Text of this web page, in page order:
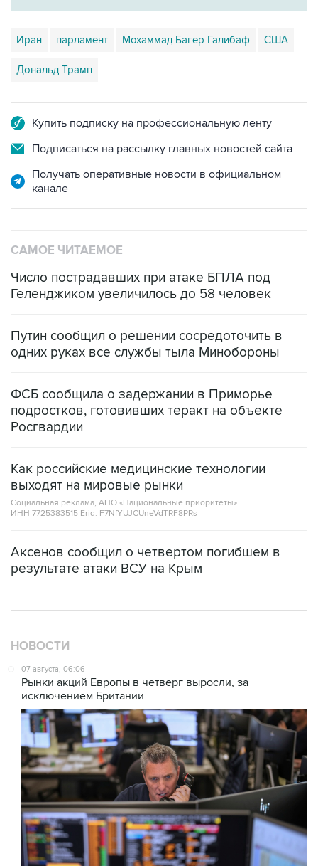
Иран парламент Мохаммад Багер Галибаф США
Дональд Трамп
Купить подписку на профессиональную ленту
Подписаться на рассылку главных новостей сайта
Получать оперативные новости в официальном
канале
САМОЕ ЧИТАЕМОЕ
Число пострадавших при атаке БПЛА под
Геленджиком увеличилось до 58 человек
Путин сообщил о решении сосредоточить в
одних руках все службы тыла Минобороны
ФСБ сообщила о задержании в Приморье
подростков, готовивших теракт на объекте
Росгвардии
Как российские медицинские технологии
выходят на мировые рынки
Социальная реклама, АНО «Национальные приоритеты».
ИНН 7725383515 Erid: F7NfYUJCUneVdTRF8PRs
Аксенов сообщил о четвертом погибшем в
результате атаки ВСУ на Крым
НОВОСТИ
07 августа, 06:06
Рынки акций Европы в четверг выросли, за
исключением Британии